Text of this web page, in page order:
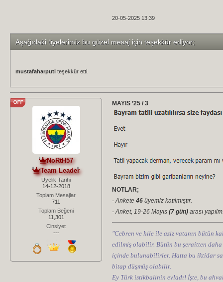
20-05-2025 13:39
Aşağıdaki üyelerimiz bu güzel mesaj için teşekkür ediyor;
mustafaharputi teşekkür etti.
NoRtH57
Team Leader
Üyelik Tarihi
14-12-2018
Toplam Mesajlar
711
Toplam Beğeni
11,301
Cinsiyet
---
MAYIS ’25 / 3
NOTLAR;
- Ankete 46 üyemiz katılmıştır.
- Anket, 19-26 Mayıs (7 gün) arası
"Cebren ve hile ile aziz vatanın bütün
edilmiş olabilir. Bütün bu şeraitten
içinde bulunabilirler. Hatta bu iktidar
bitap düşmüş olabilir.
Ey Türk istikbalinin evladı! İşte, bu